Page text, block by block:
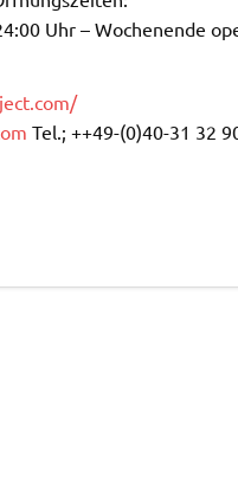
Uhr – Wochenende
Tel.; ++49-(0)40-31 32